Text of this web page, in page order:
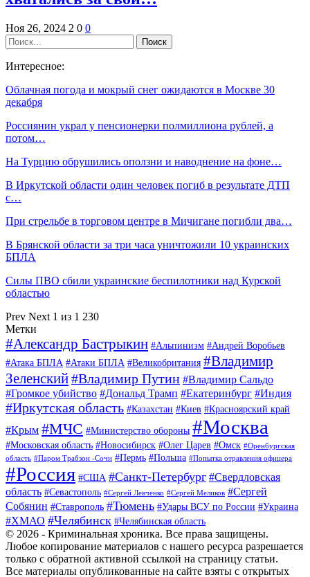
Ноя 26, 2024 2 0 0
Интересное:
Облачная погода и мокрый снег ожидаются в Москве 30
декабря
Россиянин украл у пенсионерки полмиллиона рублей, а
потом…
На Турцию обрушились оползни и наводнение на фоне…
В Иркутской области один человек погиб в результате ДТП
с…
При стрельбе в торговом центре в Мичигане погибли два…
В Брянской области за три часа уничтожили 10 украинских
БПЛА
Силы ПВО сбили украинские беспилотники над Курской
областью
Prev Next 1 из 1 230
Метки
#Александр Бастрыкин #Альпинизм #Андрей Воробьев
#Атака БПЛА #Атаки БПЛА #Великобритания #Владимир
Зеленский#Владимир Путин #Владимир Сальдо
#Громкое убийство #Дональд Трамп #Екатеринбург #Индия
#Иркутская область #Казахстан #Киев #Красноярский край
#Крым #МЧС #Министерство обороны #Москва
#Московская область #Новосибирск #Олег Царев #Омск #Оренбургская
область #Паром Трабзон -Сочи #Пермь #Польша #Попытка отравления офицера
#Россия #США #Санкт-Петербург #Свердловская
область #Севастополь #Сергей Левченко #Сергей Меликов #Сергей
Собянин #Ставрополь #Тюмень #Удары ВСУ по России #Украина
#ХМАО #Челябинск #Челябинская область
© 2026 - Криминальная хроника. Все права защищены.
Любое копирование материалов с нашего ресурса разрешается
только с обратной активной ссылкой на страницу статьи.
Все материалы опубликованные на сайте взяты с открытых